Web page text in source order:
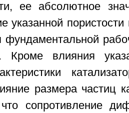
ее абсолютное
указанной
фундаментальной
Кроме влияния
размера частиц
сопротивление